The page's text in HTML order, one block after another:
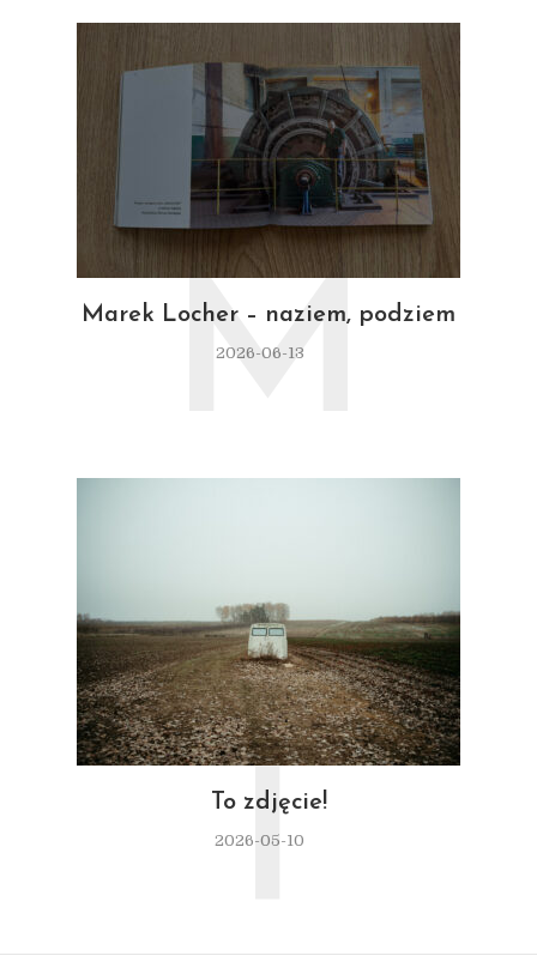
Marek Locher – naziem, podziem
2026-06-13
M
To zdjęcie!
2026-05-10
T